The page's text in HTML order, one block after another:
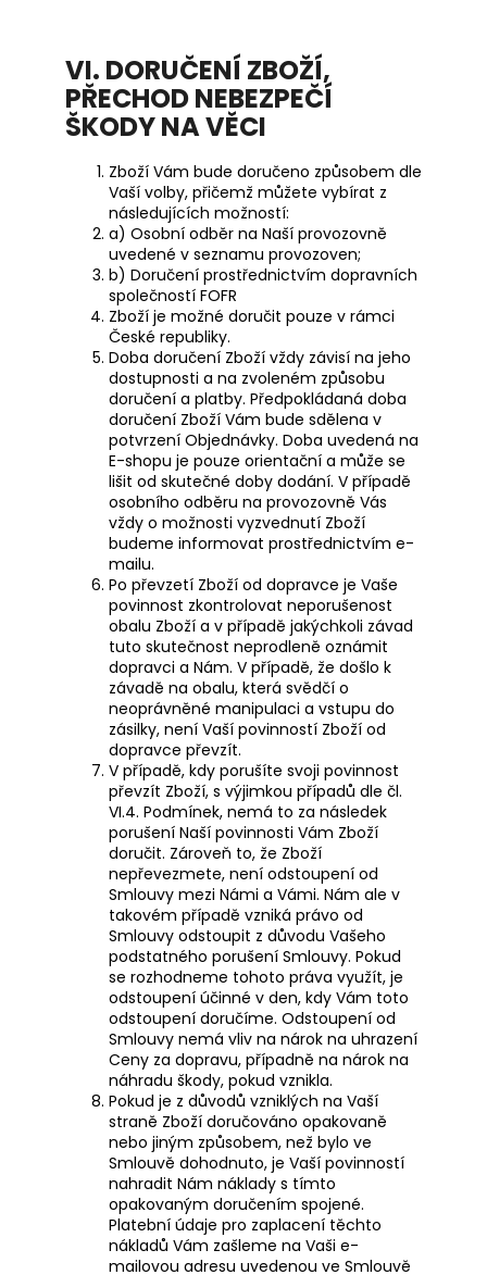
VI. DORUČENÍ ZBOŽÍ,
PŘECHOD NEBEZPEČÍ
ŠKODY NA VĚCI
Zboží Vám bude doručeno způsobem dle
Vaší volby, přičemž můžete vybírat z
následujících možností:
a) Osobní odběr na Naší provozovně
uvedené v seznamu provozoven;
b) Doručení prostřednictvím dopravních
společností FOFR
Zboží je možné doručit pouze v rámci
České republiky.
Doba doručení Zboží vždy závisí na jeho
dostupnosti a na zvoleném způsobu
doručení a platby. Předpokládaná doba
doručení Zboží Vám bude sdělena v
potvrzení Objednávky. Doba uvedená na
E-shopu je pouze orientační a může se
lišit od skutečné doby dodání. V případě
osobního odběru na provozovně Vás
vždy o možnosti vyzvednutí Zboží
budeme informovat prostřednictvím e-
mailu.
Po převzetí Zboží od dopravce je Vaše
povinnost zkontrolovat neporušenost
obalu Zboží a v případě jakýchkoli závad
tuto skutečnost neprodleně oznámit
dopravci a Nám. V případě, že došlo k
závadě na obalu, která svědčí o
neoprávněné manipulaci a vstupu do
zásilky, není Vaší povinností Zboží od
dopravce převzít.
V případě, kdy porušíte svoji povinnost
převzít Zboží, s výjimkou případů dle čl.
VI.4. Podmínek, nemá to za následek
porušení Naší povinnosti Vám Zboží
doručit. Zároveň to, že Zboží
nepřevezmete, není odstoupení od
Smlouvy mezi Námi a Vámi. Nám ale v
takovém případě vzniká právo od
Smlouvy odstoupit z důvodu Vašeho
podstatného porušení Smlouvy. Pokud
se rozhodneme tohoto práva využít, je
odstoupení účinné v den, kdy Vám toto
odstoupení doručíme. Odstoupení od
Smlouvy nemá vliv na nárok na uhrazení
Ceny za dopravu, případně na nárok na
náhradu škody, pokud vznikla.
Pokud je z důvodů vzniklých na Vaší
straně Zboží doručováno opakovaně
nebo jiným způsobem, než bylo ve
Smlouvě dohodnuto, je Vaší povinností
nahradit Nám náklady s tímto
opakovaným doručením spojené.
Platební údaje pro zaplacení těchto
nákladů Vám zašleme na Vaši e-
mailovou adresu uvedenou ve Smlouvě